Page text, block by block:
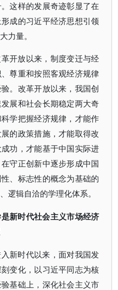
这样的发展奇迹彰显了在
成的习近平经济思想引领
力量。
开放以来，制度变迁与经
尊重和按照客观经济规律
。改革开放以来，我国创
展和社会长期稳定两大奇
学把握经济规律，才能作
的政策措施，才能取得改
功，才能基于中国实际进
守正创新中逐步形成中国
、标志性的概念为基础的
逻辑自洽的学理化体系。
新时代社会主义市场经济
新时代以来，面对我国发
变化，以习近平同志为核
基础上，深化社会主义市